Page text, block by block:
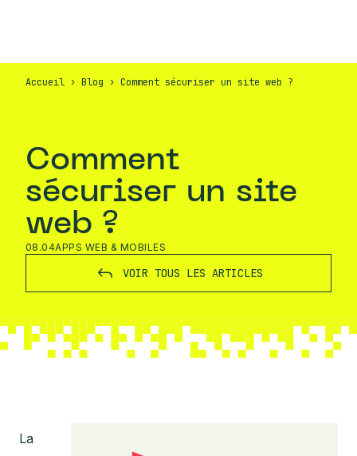
Accueil › Blog › Comment sécuriser un site web ?
Comment
sécuriser un site
web ?
08.04APPS WEB & MOBILES
VOIR TOUS LES ARTICLES
La